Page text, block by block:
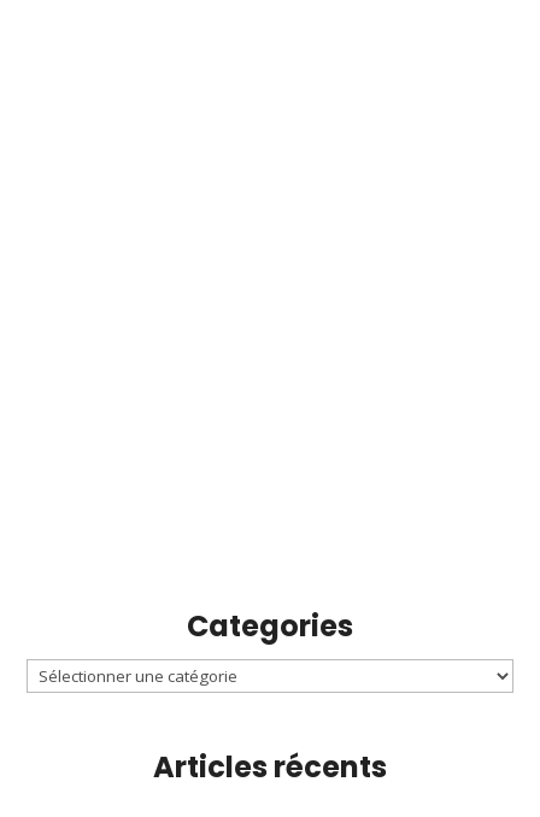
Categories
Articles récents